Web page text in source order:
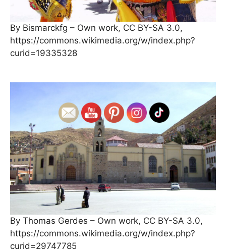
By Bismarckfg – Own work, CC BY-SA 3.0,
https://commons.wikimedia.org/w/index.php?
curid=19335328
By Thomas Gerdes – Own work, CC BY-SA 3.0,
https://commons.wikimedia.org/w/index.php?
curid=29747785